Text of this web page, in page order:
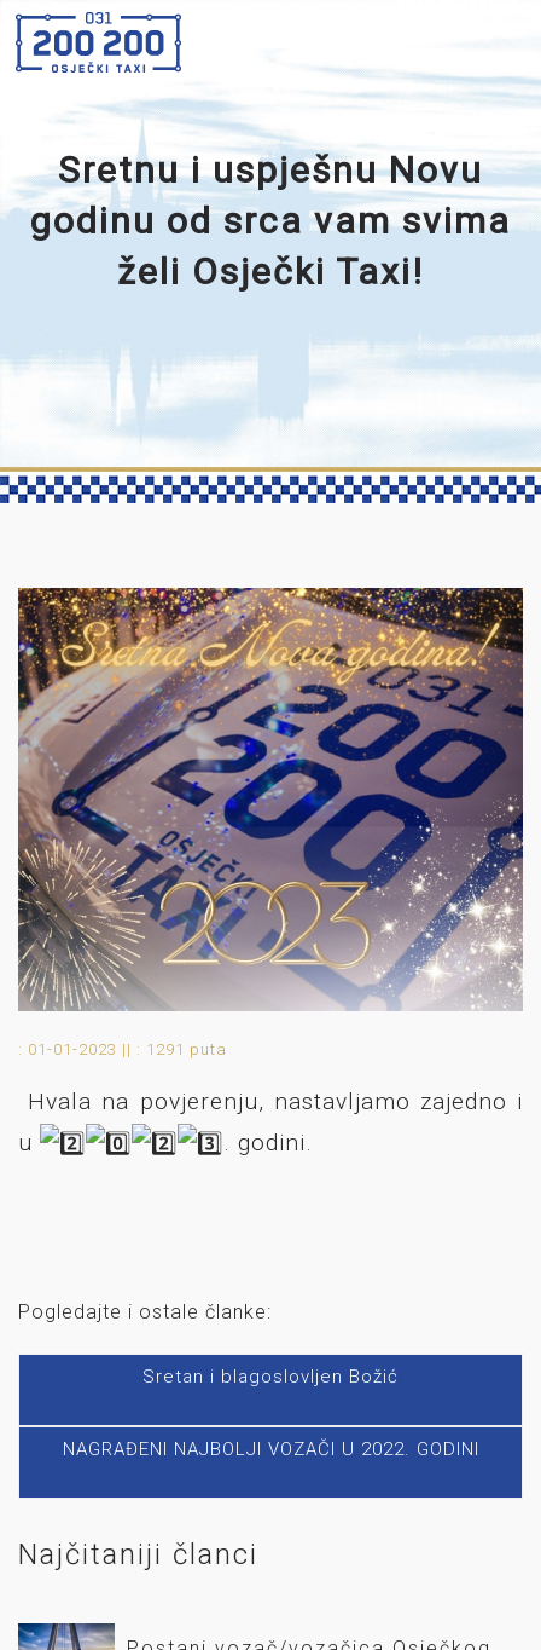
Sretnu i uspješnu Novu
godinu od srca vam svima
želi Osječki Taxi!
: 01-01-2023 || : 1291 puta
Hvala na povjerenju, nastavljamo zajedno i
u
. godini.
Pogledajte i ostale članke:
Sretan i blagoslovljen Božić
NAGRAĐENI NAJBOLJI VOZAČI U 2022. GODINI
Najčitaniji članci